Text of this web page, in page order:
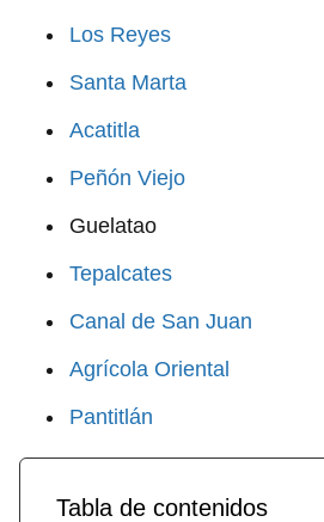
Los Reyes
Santa Marta
Acatitla
Peñón Viejo
Guelatao
Tepalcates
Canal de San Juan
Agrícola Oriental
Pantitlán
Tabla de contenidos